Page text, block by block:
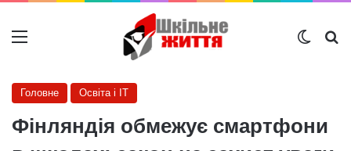
Меню
Головне Освіта і IT
Фінляндія обмежує смартфони